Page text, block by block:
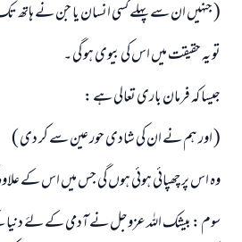
( جنہیں ان سے پہلے کسی انسان یا جن نے ہاتھ
تو یہ حقیقت میں اس کی بیوی ہو گی ۔
جیسا کہ فرمان باری تعالی ہے :
( اور ہم نے ان کی شادی حور عین سے کر دی )
وہ اس پر چھپائی ہوئی ہوں گی جس میں اس کے
سوم : بیشک اللہ عزوجل نے آدمی کے لۓ دنیا